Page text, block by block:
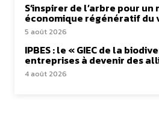
S’inspirer de l’arbre pour un
économique régénératif du
5 août 2026
IPBES : le « GIEC de la
entreprises à devenir des
4 août 2026